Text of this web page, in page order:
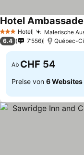
3 SterneHotel Malerische
Hotel
6.4 7’556 Québec-
Ab CHF 54
Preise von 6 Websites